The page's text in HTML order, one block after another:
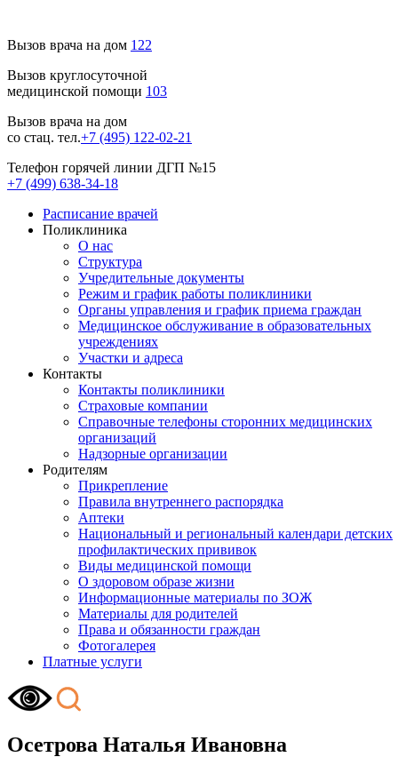
Вызов врача на дом 122
Вызов круглосуточной
медицинской помощи 103
Вызов врача на дом
со стац. тел.+7 (495) 122-02-21
Телефон горячей линии ДГП №15
+7 (499) 638-34-18
Расписание врачей
Поликлиника
О нас
Структура
Учредительные документы
Режим и график работы поликлиники
Органы управления и график приема граждан
Медицинское обслуживание в образовательных
учреждениях
Участки и адреса
Контакты
Контакты поликлиники
Страховые компании
Справочные телефоны сторонних медицинских
организаций
Надзорные организации
Родителям
Прикрепление
Правила внутреннего распорядка
Аптеки
Национальный и региональный календари детских
профилактических прививок
Виды медицинской помощи
О здоровом образе жизни
Информационные материалы по ЗОЖ
Материалы для родителей
Права и обязанности граждан
Фотогалерея
Платные услуги
Осетрова Наталья Ивановна